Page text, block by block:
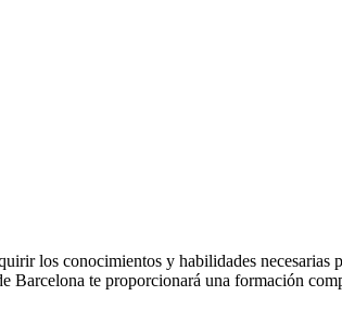
los conocimientos y habilidades necesarias
te proporcionará una formación